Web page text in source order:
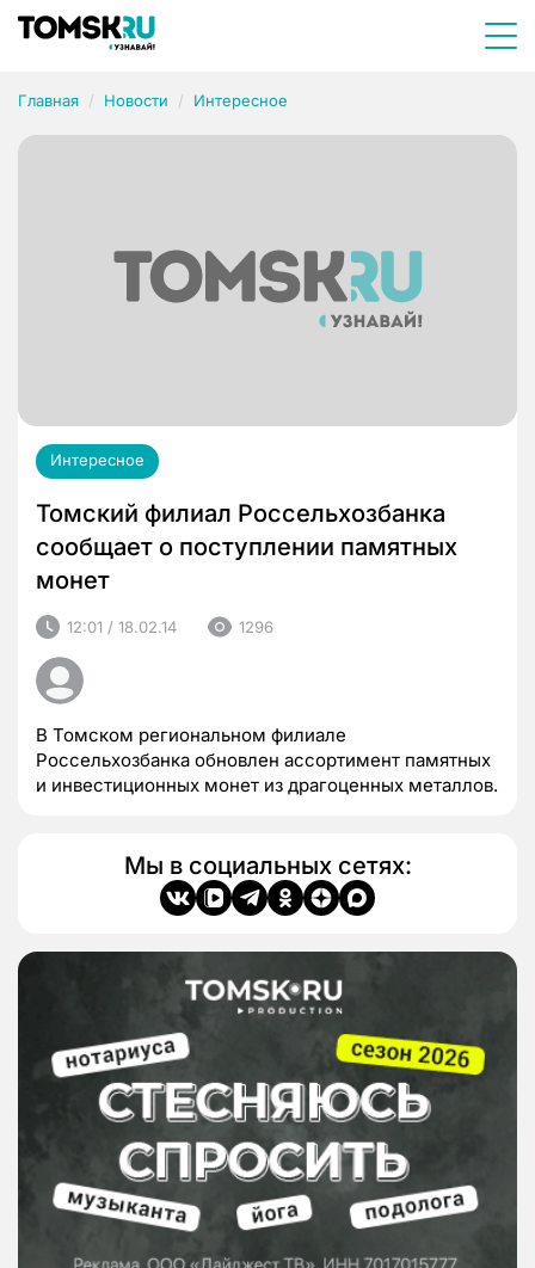
Главная Новости Интересное
Интересное
Томский филиал Россельхозбанка
сообщает о поступлении памятных
монет
12:01 / 18.02.14 1296
В Томском региональном филиале
Россельхозбанка обновлен ассортимент памятных
и инвестиционных монет из драгоценных металлов.
Мы в социальных сетях: